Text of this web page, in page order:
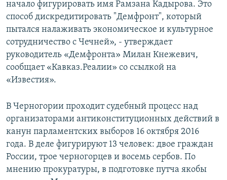
Русский
Все сайты Радио Азатутюн
начало фигурировать имя Рамзана Кадырова. Это
способ дискредитировать "Демфронт", который
пытался налаживать экономическое и культурное
сотрудничество с Чечней», - утверждает
руководитель «Демфронта» Милан Кнежевич,
сообщает «Кавказ.Реалии» со ссылкой на
«Известия».
В Черногории проходит судебный процесс над
организаторами антиконституционных действий в
канун парламентских выборов 16 октября 2016
года. В деле фигурируют 13 человек: двое граждан
России, трое черногорцев и восемь сербов. По
мнению прокуратуры, в подготовке путча якобы